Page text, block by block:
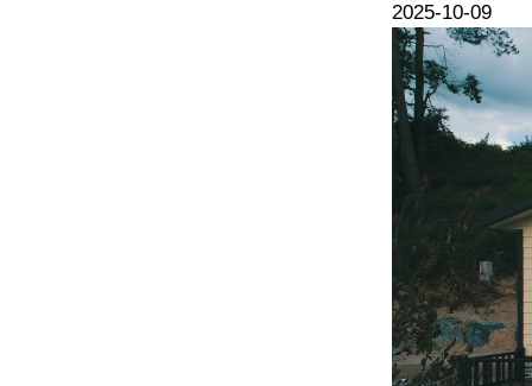
2025-10-09